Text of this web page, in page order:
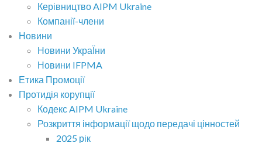
Керівництво AIPM Ukraine
Компанії-члени
Новини
Новини УкраЇни
Новини IFPMA
Етика Промоції
Протидія корупції
Кодекс AIPM Ukraine
Розкриття інформації щодо передачі цінностей
2025 рік